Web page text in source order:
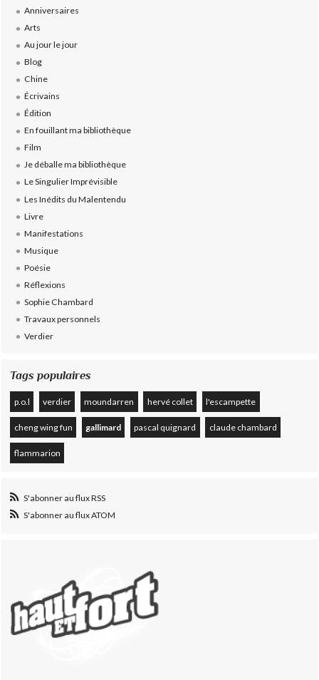
Anniversaires
Arts
Au jour le jour
Blog
Chine
Écrivains
Édition
En fouillant ma bibliothèque
Film
Je déballe ma bibliothèque
Le Singulier Imprévisible
Les Inédits du Malentendu
Livre
Manifestations
Musique
Poésie
Réflexions
Sophie Chambard
Travaux personnels
Verdier
Tags populaires
p.o.l verdier moundarren hervé collet l'escampette
cheng wing fun gallimard pascal quignard claude chambard
flammarion
S'abonner au flux RSS
S'abonner au flux ATOM